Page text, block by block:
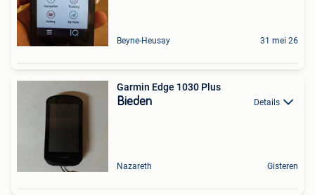
Beyne-Heusay 31 mei 26
Garmin Edge 1030 Plus
Bieden Details
Nazareth Gisteren